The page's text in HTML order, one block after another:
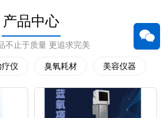
产品中心
不止于质量 更追求完美
仪 臭氧耗材 美容仪器